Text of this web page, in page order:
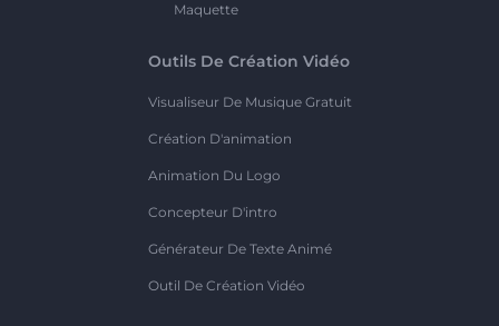
Maquette
Outils De Création Vidéo
Visualiseur De Musique Gratuit
Création D'animation
Animation Du Logo
Concepteur D'intro
Générateur De Texte Animé
Outil De Création Vidéo